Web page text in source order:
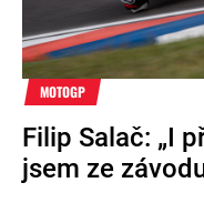
MOTOGP
Filip Salač: „I
jsem ze